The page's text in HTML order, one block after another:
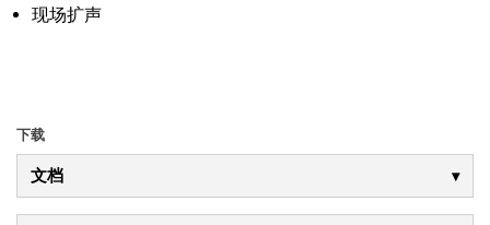
现场扩声
下载
文档